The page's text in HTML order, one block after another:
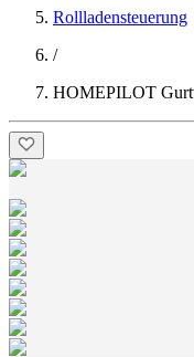
Rollladensteuerung
/
HOMEPILOT